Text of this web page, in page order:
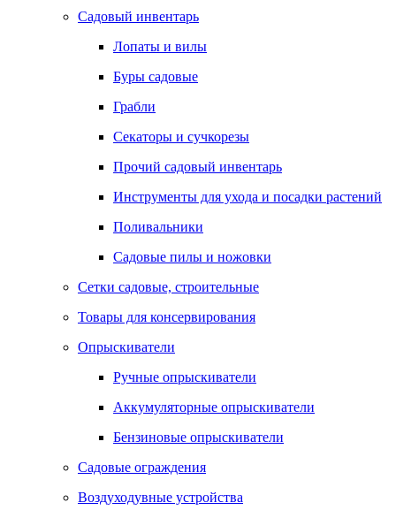
Садовый инвентарь
Лопаты и вилы
Буры садовые
Грабли
Секаторы и сучкорезы
Прочий садовый инвентарь
Инструменты для ухода и посадки растений
Поливальники
Садовые пилы и ножовки
Сетки садовые, строительные
Товары для консервирования
Опрыскиватели
Ручные опрыскиватели
Аккумуляторные опрыскиватели
Бензиновые опрыскиватели
Садовые ограждения
Воздуходувные устройства